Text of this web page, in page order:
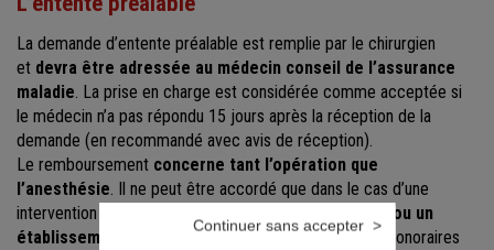
La demande d’entente préalable est remplie par le chirurgien
et devra être adressée au médecin conseil de l’assurance
maladie. La prise en charge est considérée comme acceptée si
le médecin n’a pas répondu 15 jours après la réception de la
demande (en recommandé avec avis de réception).
Le remboursement concerne tant l’opération que
l’anesthésie. Il ne peut être accordé que dans le cas d’une
intervention effectuée dans un
établissement public ou un
établissement conventionné. Les dépassements d'honoraires
Continuer sans accepter